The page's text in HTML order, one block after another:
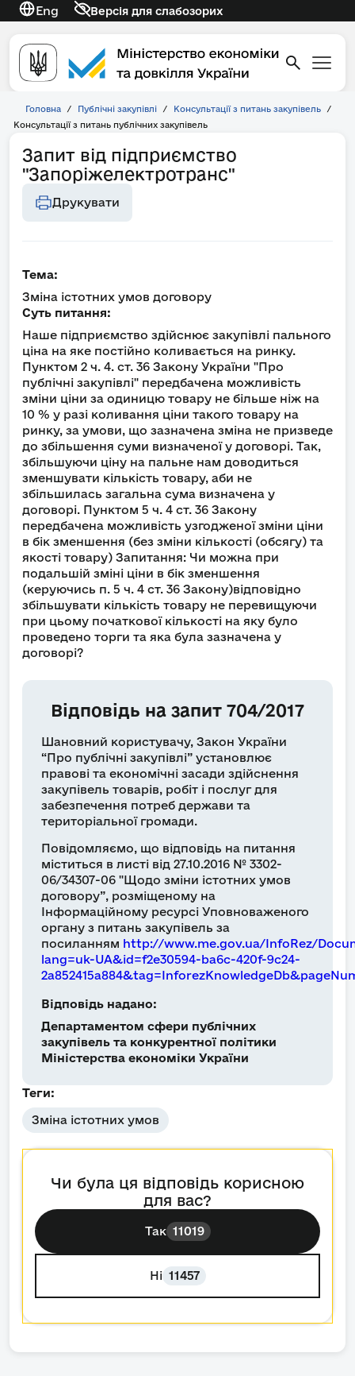
Eng Версія для слабозорих
Головна / Публічні закупівлі / Консультації з питань закупівель
/
Консультації з питань публічних закупівель
Запит від підприємство
"Запоріжелектротранс"
Друкувати
Тема:
Зміна істотних умов договору
Суть питання:
Наше підприємство здійснює закупівлі пального
ціна на яке постійно коливається на ринку.
Пунктом 2 ч. 4. ст. 36 Закону України "Про
публічні закупівлі" передбачена можливість
зміни ціни за одиницю товару не більше ніж на
10 % у разі коливання ціни такого товару на
ринку, за умови, що зазначена зміна не призведе
до збільшення суми визначеної у договорі. Так,
збільшуючи ціну на пальне нам доводиться
зменшувати кількість товару, аби не
збільшилась загальна сума визначена у
договорі. Пунктом 5 ч. 4 ст. 36 Закону
передбачена можливість узгодженої зміни ціни
в бік зменшення (без зміни кількості (обсягу) та
якості товару) Запитання: Чи можна при
подальшій зміні ціни в бік зменшення
(керуючись п. 5 ч. 4 ст. 36 Закону)відповідно
збільшувати кількість товару не перевищуючи
при цьому початкової кількості на яку було
проведено торги та яка була зазначена у
договорі?
Відповідь на запит 704/2017
Шановний користувачу, Закон України
“Про публічні закупівлі” установлює
правові та економічні засади здійснення
закупівель товарів, робіт і послуг для
забезпечення потреб держави та
територіальної громади.
Повідомляємо, що відповідь на питання
міститься в листі від 27.10.2016 № 3302-
06/34307-06 "Щодо зміни істотних умов
договору”, розміщеному на
Інформаційному ресурсі Уповноваженого
органу з питань закупівель за
посиланням http://www.me.gov.ua/InfoRez/
lang=uk-UA&id=f2e30594-ba6c-420f-9c24-
Відповідь надано:
Департаментом сфери публічних
закупівель та конкурентної політики
Міністерства економіки України
Теги:
Зміна істотних умов
Чи була ця відповідь корисною
для вас?
Так 11019
Ні 11457